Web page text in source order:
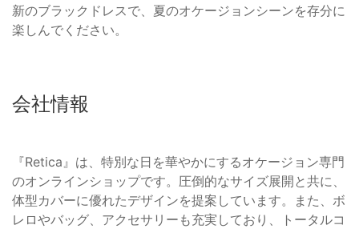
新のブラックドレスで、夏のオケージョンシーンを存分に
楽しんでください。
会社情報
『Retica』は、特別な日を華やかにするオケージョン専門
のオンラインショップです。圧倒的なサイズ展開と共に、
体型カバーに優れたデザインを提案しています。また、ボ
レロやバッグ、アクセサリーも充実しており、トータルコ